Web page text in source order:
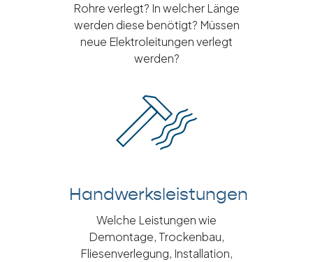
Rohre verlegt? In welcher Länge
werden diese benötigt? Müssen
neue Elektroleitungen verlegt
werden?
Handwerksleistungen
Welche Leistungen wie
Demontage, Trockenbau,
Fliesenverlegung, Installation,